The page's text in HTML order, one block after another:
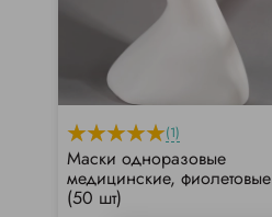
(1)
Маски одноразовые
медицинские, фиолетовые
(50 шт)